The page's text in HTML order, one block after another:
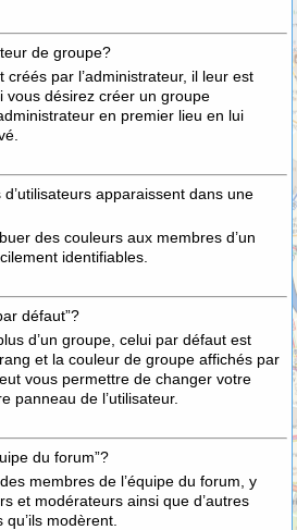
de groupe?
par l’administrateur, il leur est
vous désirez créer un groupe
en premier lieu en lui
apparaissent dans une
des couleurs aux membres d’un
identifiables.
défaut”?
d’un groupe, celui par défaut est
et la couleur de groupe affichés par
vous permettre de changer votre
panneau de l’utilisateur.
du forum”?
membres de l’équipe du forum, y
et modérateurs ainsi que d’autres
modèrent.